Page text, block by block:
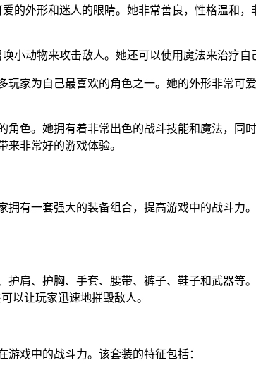
的外形和迷人的眼睛。她非常善良，性格温和
小动物来攻击敌人。她还可以使用魔法来治疗自
家为自己最喜欢的角色之一。她的外形非常
色。她拥有着非常出色的战斗技能和魔法，
非常好的游戏体验。
拥有一套强大的装备组合，提高游戏中的战斗
护肩、护胸、手套、腰带、裤子、鞋子和武器
以让玩家迅速地摧毁敌人。
戏中的战斗力。该套装的特征包括：